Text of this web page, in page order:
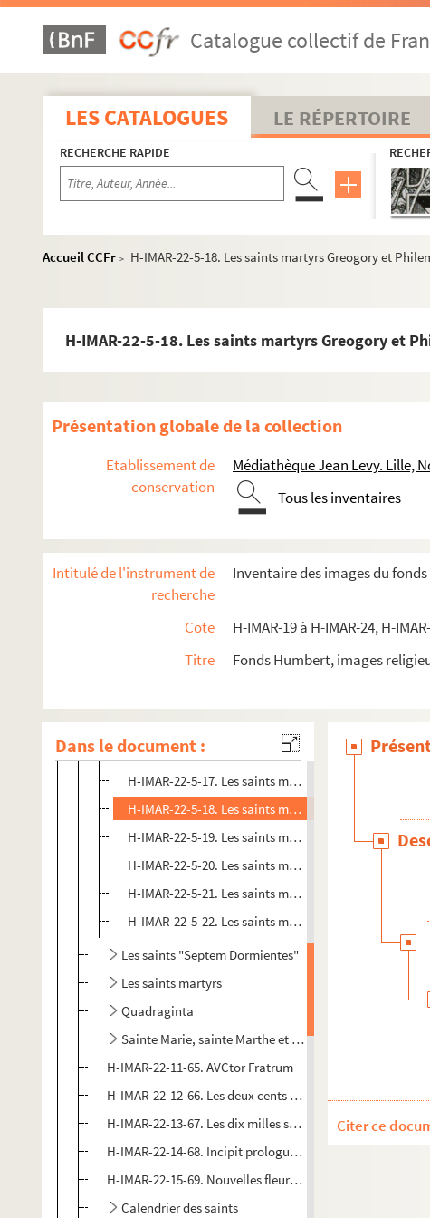
Catalogue collectif de
LES CATALOGUES LE RÉPERTOIRE
RECHERCHE RAPIDE
Accueil CCFr >
H-IMAR-22-5-18. Les saints martyrs Greogory et
H-IMAR-22-5-18. Les saints martyrs Greogory et
Présentation globale de la collection
Etablissement de
conservation
Médiathèque Jean Levy. Lille,
Tous les inventaires
Intitulé de l'instrument de
recherche
Inventaire des images du
Cote
H-IMAR-19 à H-IMAR-24, H-
Titre
Fonds Humbert, images
Dans le document :
H-IMAR-21-98-372. Les apôtres
H-IMAR-21-99-373. Calendrier 1841 (janvier… juin)
H-IMAR-21-100-374. Calendrier 1841 (juillet… Décembre)
H-IMAR-21-101-375. Al'ar picture from a church in the
H-IMAR-21-102-376. Illustration des saints
H-IMAR-21-102-377. Illustration des saints
Saint Jude
Saint Luc
Saint Marc
Saint Mathieu
H-IMAR-22-1-1. Grand tableau d'illustration
Pomey - Saint Goar d'Arneke
Les saints martyrs Greogory et Philemon
H-IMAR-22-5-15. Les saints martyrs Greogory et
H-IMAR-22-5-16. Les saints martyrs Greogory et
H-IMAR-22-5-17. Les saints martyrs Greogory et
H-IMAR-22-5-18. Les saints martyrs Greogory et
H-IMAR-22-5-19. Les saints martyrs Greogory et
H-IMAR-22-5-20. Les saints martyrs Greogory et
H-IMAR-22-5-21. Les saints martyrs Greogory et
H-IMAR-22-5-22. Les saints martyrs Greogory et
Les saints "Septem Dormientes"
Les saints martyrs
Quadraginta
Sainte Marie, sainte Marthe et autres
H-IMAR-22-11-65. AVCtor Fratrum
H-IMAR-22-12-66. Les deux cents Bénédictains martyrs de
H-IMAR-22-13-67. Les dix milles soldats martyrs
H-IMAR-22-14-68. Incipit prologus undecinulibri
H-IMAR-22-15-69. Nouvelles fleurs des vies des saints
Calendrier des saints
Citer ce